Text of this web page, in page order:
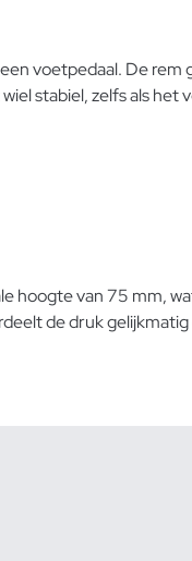
voetpedaal. De
stabiel, zelfs als het
hoogte van 75 mm,
de druk